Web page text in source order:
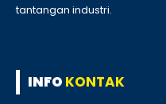
tantangan industri.
INFO KONTAK